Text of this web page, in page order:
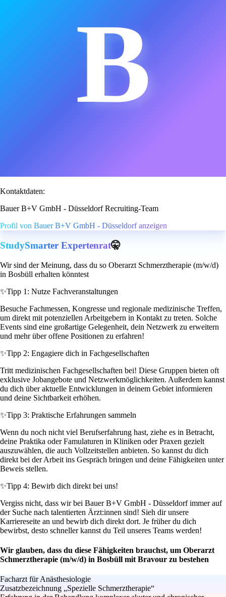
B
Kontaktdaten:
Bauer B+V GmbH - Düsseldorf Recruiting-Team
Profil von Bauer B+V GmbH - Düsseldorf anzeigen
StudySmarter Expertenrat🤫
Wir sind der Meinung, dass du so Oberarzt Schmerztherapie (m/w/d)
in Bosbüll erhalten könntest
✨Tipp 1: Nutze Fachveranstaltungen
Besuche Fachmessen, Kongresse und regionale medizinische Treffen,
um direkt mit potenziellen Arbeitgebern in Kontakt zu treten. Solche
Events sind eine großartige Gelegenheit, dein Netzwerk zu erweitern
und mehr über offene Positionen zu erfahren!
✨Tipp 2: Engagiere dich in Fachgesellschaften
Tritt medizinischen Fachgesellschaften bei! Diese Gruppen bieten oft
exklusive Jobangebote und Netzwerkmöglichkeiten. Außerdem kannst
du dich über aktuelle Entwicklungen in deinem Gebiet informieren
und deine Sichtbarkeit erhöhen.
✨Tipp 3: Praktische Erfahrungen sammeln
Wenn du noch nicht viel Berufserfahrung hast, ziehe es in Betracht,
deine Praktika oder Famulaturen in Kliniken oder Praxen gezielt
auszuwählen, die auch Vollzeitstellen anbieten. So kannst du dich
direkt bei der Arbeit ins Gespräch bringen und deine Fähigkeiten unter
Beweis stellen.
✨Tipp 4: Bewirb dich direkt bei uns!
Vergiss nicht, dass wir bei Bauer B+V GmbH - Düsseldorf immer auf
der Suche nach talentierten Ärzt:innen sind! Sieh dir unsere
Karriereseite an und bewirb dich direkt dort. Je früher du dich
bewirbst, desto schneller kannst du Teil unseres Teams werden!
Wir glauben, dass du diese Fähigkeiten brauchst, um Oberarzt
Schmerztherapie (m/w/d) in Bosbüll mit Bravour zu bestehen
Facharzt für Anästhesiologie
Zusatzbezeichnung „Spezielle Schmerztherapie“